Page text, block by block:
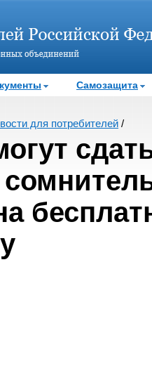
Самозащита
для потребителей /